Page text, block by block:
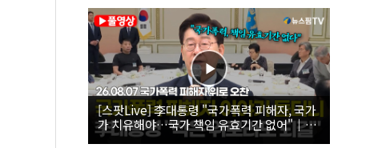
[스팟Live] 李대통령 "국가폭력 피해자, 국가
가 치유해야…국가 책임 유효기간 없어"｜
26.08.07 국가폭력 피해자 위로 오찬